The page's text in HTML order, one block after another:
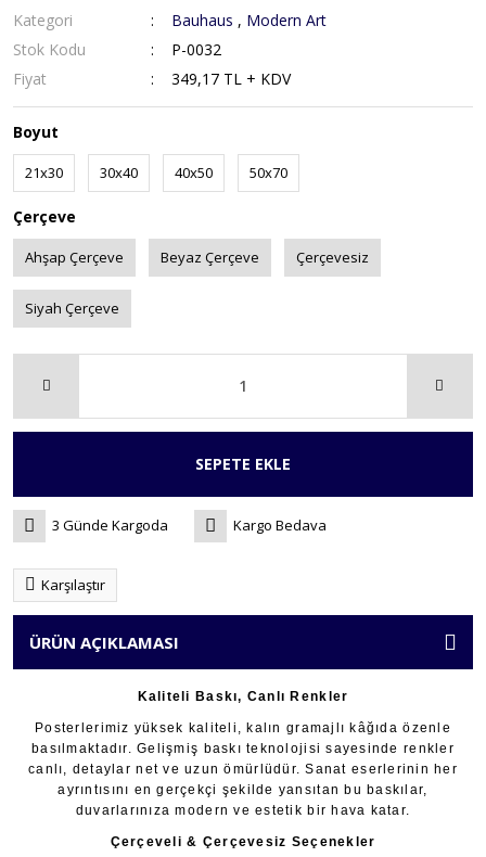
Kategori Bauhaus , Modern Art
Stok Kodu
P-0032
Fiyat
349,17 TL + KDV
Boyut
21x30 30x40 40x50 50x70
Çerçeve
Ahşap Çerçeve Beyaz Çerçeve Çerçevesiz
Siyah Çerçeve
SEPETE EKLE
3 Günde Kargoda Kargo Bedava
Karşılaştır
ÜRÜN AÇIKLAMASI
Kaliteli Baskı, Canlı Renkler
Posterlerimiz yüksek kaliteli, kalın gramajlı kâğıda özenle
basılmaktadır. Gelişmiş baskı teknolojisi sayesinde renkler
canlı, detaylar net ve uzun ömürlüdür. Sanat eserlerinin her
ayrıntısını en gerçekçi şekilde yansıtan bu baskılar,
duvarlarınıza modern ve estetik bir hava katar.
Çerçeveli & Çerçevesiz Seçenekler